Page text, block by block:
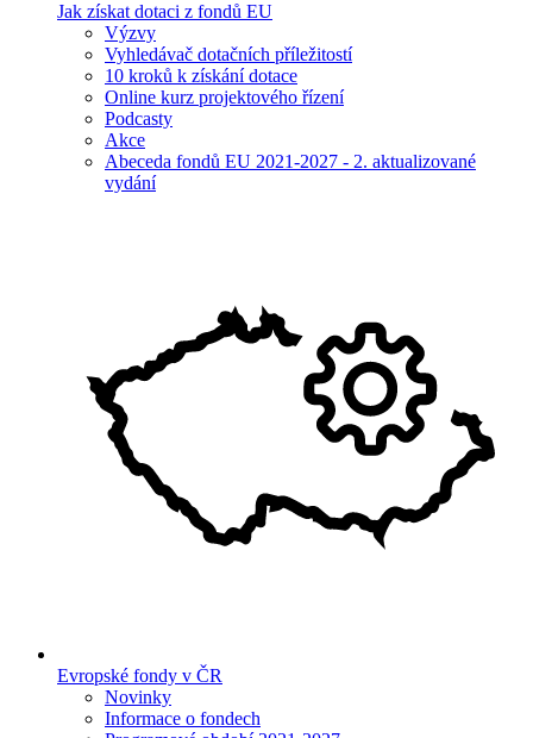
Jak získat dotaci z fondů EU
Výzvy
Vyhledávač dotačních příležitostí
10 kroků k získání dotace
Online kurz projektového řízení
Podcasty
Akce
Abeceda fondů EU 2021-2027 - 2. aktualizované
vydání
Evropské fondy v ČR
Novinky
Informace o fondech